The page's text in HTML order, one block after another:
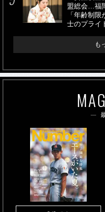
盟総会…福
「年齢制
士のプライ
も